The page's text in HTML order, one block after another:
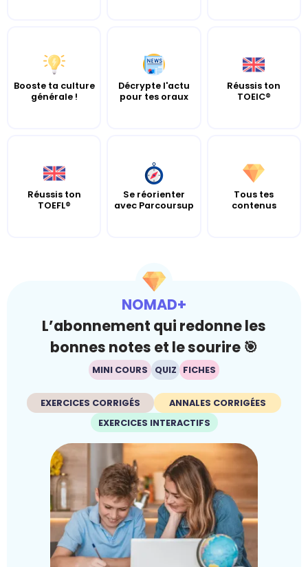
Booste ta culture
générale !
Décrypte l'actu
pour tes oraux
Réussis ton
TOEIC®
Réussis ton
TOEFL®
Se réorienter
avec Parcoursup
Tous tes
contenus
NOMAD+
L’abonnement qui redonne les
bonnes notes et le sourire 🎯
MINI COURS QUIZ FICHES
EXERCICES CORRIGÉS
ANNALES CORRIGÉES
EXERCICES INTERACTIFS